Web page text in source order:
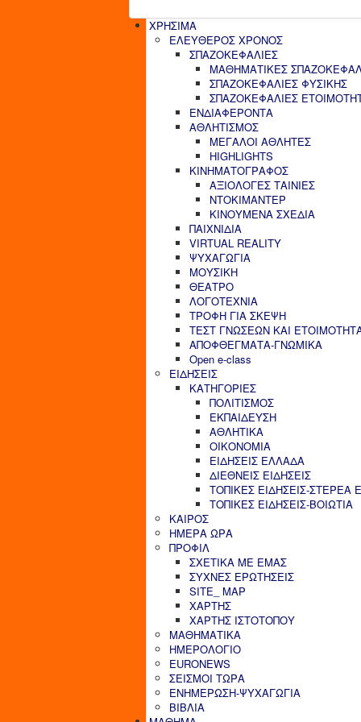
ΧΡΗΣΙΜΑ
ΕΛΕΥΘΕΡΟΣ ΧΡΟΝΟΣ
ΣΠΑΖΟΚΕΦΑΛΙΕΣ
ΜΑΘΗΜΑΤΙΚΕΣ
ΣΠΑΖΟΚΕΦΑΛΙΕΣ ΦΥΣΙΚΗΣ
ΣΠΑΖΟΚΕΦΑΛΙΕΣ
ΕΝΔΙΑΦΕΡΟΝΤΑ
ΑΘΛΗΤΙΣΜΟΣ
ΜΕΓΑΛΟΙ ΑΘΛΗΤΕΣ
HIGHLIGHTS
ΚΙΝΗΜΑΤΟΓΡΑΦΟΣ
ΑΞΙΟΛΟΓΕΣ ΤΑΙΝΙΕΣ
ΝΤΟΚΙΜΑΝΤΕΡ
ΚΙΝΟΥΜΕΝΑ ΣΧΕΔΙΑ
ΠΑΙΧΝΙΔΙΑ
VIRTUAL REALITY
ΨΥΧΑΓΩΓΙΑ
ΜΟΥΣΙΚΗ
ΘΕΑΤΡΟ
ΛΟΓΟΤΕΧΝΙΑ
ΤΡΟΦΗ ΓΙΑ ΣΚΕΨΗ
ΤΕΣΤ ΓΝΩΣΕΩΝ ΚΑΙ
ΑΠΟΦΘΕΓΜΑΤΑ-ΓΝΩΜΙΚΑ
Open e-class
ΕΙΔΗΣΕΙΣ
ΚΑΤΗΓΟΡΙΕΣ
ΠΟΛΙΤΙΣΜΟΣ
ΕΚΠΑΙΔΕΥΣΗ
ΑΘΛΗΤΙΚΑ
ΟΙΚΟΝΟΜΙΑ
ΕΙΔΗΣΕΙΣ ΕΛΛΑΔΑ
ΔΙΕΘΝΕΙΣ ΕΙΔΗΣΕΙΣ
ΤΟΠΙΚΕΣ ΕΙΔΗΣΕΙΣ-ΣΤΕΡΕΑ
ΤΟΠΙΚΕΣ ΕΙΔΗΣΕΙΣ-ΒΟΙΩΤΙΑ
ΚΑΙΡΟΣ
ΗΜΕΡΑ ΩΡΑ
ΠΡΟΦΙΛ
ΣΧΕΤΙΚΑ ΜΕ ΕΜΑΣ
ΣΥΧΝΕΣ ΕΡΩΤΗΣΕΙΣ
SITE_ MAP
ΧΑΡΤΗΣ
ΧΑΡΤΗΣ ΙΣΤΟΤΟΠΟΥ
ΜΑΘΗΜΑΤΙΚΑ
ΗΜΕΡΟΛΟΓΙΟ
EURONEWS
ΣΕΙΣΜΟΙ ΤΩΡΑ
ΕΝΗΜΕΡΩΣΗ-ΨΥΧΑΓΩΓΙΑ
ΒΙΒΛΙΑ